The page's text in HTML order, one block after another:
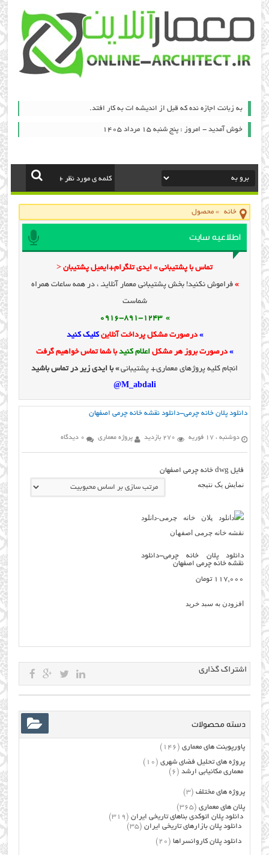
به زبانت اجازه نده که قبل از اندیشه ات به کار افتد.
خوش آمدید - امروز : پنج شنبه ۱۵ مرداد ۱۴۰۵
خانه »محصول
اطلاعیه سایت
تماس با پشتیبانی » ایدی تلگرام+ایمیل پشتیبان <
» فراموش نکنید! بخش پشتیبانی معمار آنلاینـ ، در همه ساعات همراه
شماست
» 0916-891-1243
» درصورت مشکل پرداخت آنلاینکلیک کنید
» درصورت بروز هر مشکل اعلام کنیدبا شما تماس خواهیم گرفت
انجام کلیه پروژهای معماری+ پشتیبانی» با ایدی زیر در تماس باشید
M_abdali@
دانلود پلان خانه چرمی-دانلود نقشه خانه چرمی اصفهان
دوشنبه ، 17 فوریه 270 بازدید پروژه معماری 0 دیدگاه
فایل dwg خانه چرمی اصفهان
نمایش یک نتیجه
دانلود پلان خانه چرمی-دانلود
نقشه خانه چرمی اصفهان
117,000 تومان
افزودن به سبد خرید
اشتراک گذاری
دسته محصولات
پاورپوینت های معماری (146)
پروژه های تحلیل فضای شهری (10)
معماری مکانیابی ارشد (6)
پروژه های مختلف (3)
پلان های معماری (365)
دانلود پلان اتوکدی بناهای تاریخی ایران (319)
دانلود پلان بازارهای تاریخی ایران (35)
دانلود پلان کاروانسراها (20)